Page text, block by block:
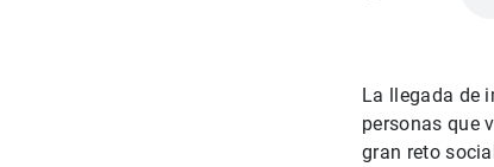
La llegada de
personas que
gran reto